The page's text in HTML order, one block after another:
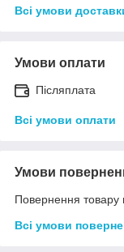
Всі умови
Умови оплати
Післяплата
Всі умови оплати
Умови
Повернення товару
Всі умови